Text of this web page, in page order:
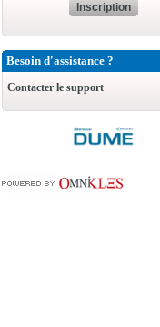
Inscription
Besoin d'assistance ?
Contacter le support